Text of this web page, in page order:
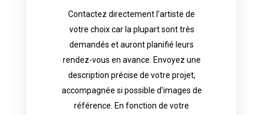
Contactez directement l’artiste de
votre choix car la plupart sont très
demandés et auront planifié leurs
rendez-vous en avance. Envoyez une
description précise de votre projet,
accompagnée si possible d’images de
référence. En fonction de votre
appointments in advance. Send an
accurate description of your project, if
possible attached with reference
images. Depending your request, the
tattoo artist will answer to tell you his